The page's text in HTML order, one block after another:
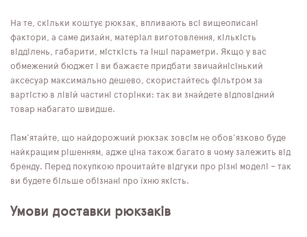
На те, скільки коштує рюкзак, впливають всі вищеописані
фактори, а саме дизайн, матеріал виготовлення, кількість
відділень, габарити, місткість та інші параметри. Якщо у вас
обмежений бюджет і ви бажаєте придбати звичайнісінький
аксесуар максимально дешево, скористайтесь фільтром за
вартістю в лівій частині сторінки: так ви знайдете відповідний
товар набагато швидше.
Пам'ятайте, що найдорожчий рюкзак зовсім не обов'язково буде
найкращим рішенням, адже ціна також багато в чому залежить від
бренду. Перед покупкою прочитайте відгуки про різні моделі – так
ви будете більше обізнані про їхню якість.
Умови доставки рюкзаків